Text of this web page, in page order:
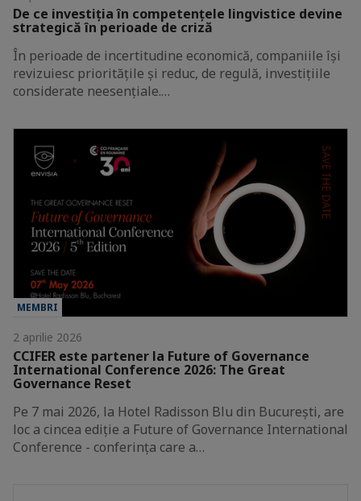
De ce investiția în competențele lingvistice devine
strategică în perioade de criză
În perioade de incertitudine economică, companiile își
revizuiesc prioritățile și reduc, de regulă, investițiile
considerate neesențiale.…
MEMBRI
2 aprilie 2026
CCIFER este partener la Future of Governance
International Conference 2026: The Great
Governance Reset
Pe 7 mai 2026, la Hotel Radisson Blu din București, are
loc a cincea ediție a Future of Governance International
Conference - conferința care a…